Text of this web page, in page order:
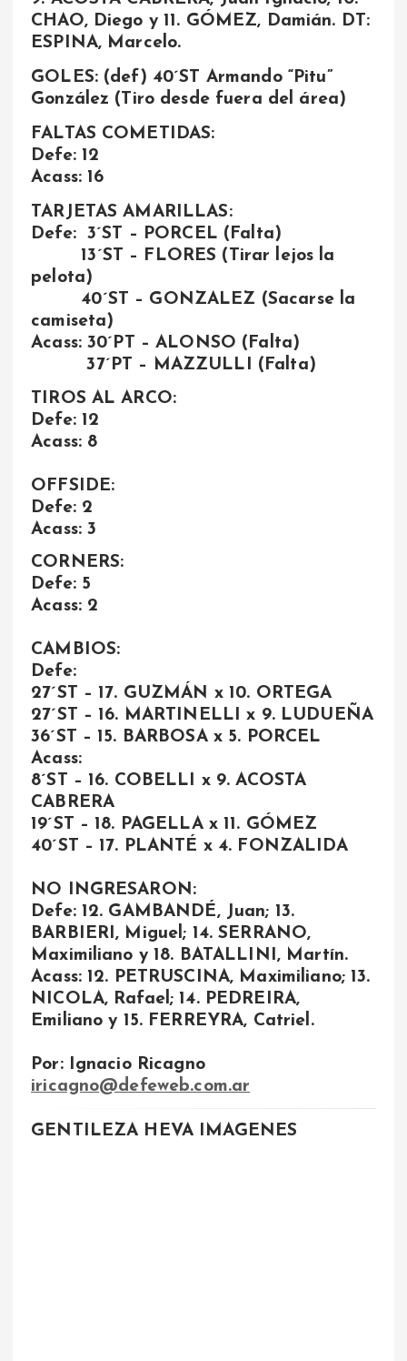
CHAO, Diego y 11. GÓMEZ, Damián. DT:
ESPINA, Marcelo.
GOLES: (def) 40´ST Armando “Pitu”
González (Tiro desde fuera del área)
FALTAS COMETIDAS:
Defe: 12
Acass: 16
TARJETAS AMARILLAS:
Defe: 3´ST – PORCEL (Falta)
13´ST – FLORES (Tirar lejos la
pelota)
40´ST – GONZALEZ (Sacarse la
camiseta)
Acass: 30´PT – ALONSO (Falta)
37´PT – MAZZULLI (Falta)
TIROS AL ARCO:
Defe: 12
Acass: 8
OFFSIDE:
Defe: 2
Acass: 3
CORNERS:
Defe: 5
Acass: 2
CAMBIOS:
Defe:
27´ST – 17. GUZMÁN x 10. ORTEGA
27´ST – 16. MARTINELLI x 9. LUDUEÑA
36´ST – 15. BARBOSA x 5. PORCEL
Acass:
8´ST – 16. COBELLI x 9. ACOSTA
CABRERA
19´ST – 18. PAGELLA x 11. GÓMEZ
40´ST – 17. PLANTÉ x 4. FONZALIDA
NO INGRESARON:
Defe: 12. GAMBANDÉ, Juan; 13.
BARBIERI, Miguel; 14. SERRANO,
Maximiliano y 18. BATALLINI, Martín.
Acass: 12. PETRUSCINA, Maximiliano; 13.
NICOLA, Rafael; 14. PEDREIRA,
Emiliano y 15. FERREYRA, Catriel.
Por: Ignacio Ricagno
iricagno@defeweb.com.ar
GENTILEZA HEVA IMAGENES